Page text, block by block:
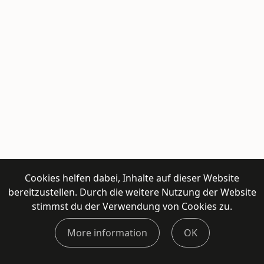
Cookies helfen dabei, Inhalte auf dieser Website
bereitzustellen. Durch die weitere Nutzung der Website
stimmst du der Verwendung von Cookies zu.
More information OK